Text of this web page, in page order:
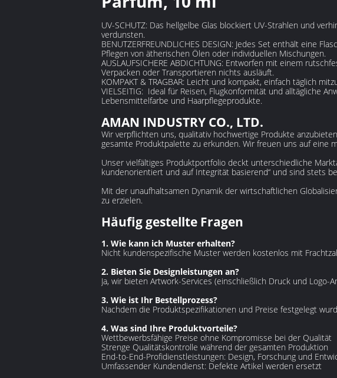
UV-SCHUTZ: Das hellgelbe Glas blockiert UV-Strahlen und
verdunsten.
BENUTZERFREUNDLICHES DESIGN: Jedes Set enthält eine
Pflegen von ätherischen Ölen oder individuellen Mischungen.
AUSLAUFSICHERE ABDICHTUNG: Entworfen mit einem
Verpacken oder Transportieren nichts ausläuft.
KOMPAKT & TRAGBAR: Leicht und kompakt, einfach täglich
VIELSEITIG: Ideal für Reisen, Flugkonformität und alltägliche
Lebensmittelfarbe und Haarpflegeprodukte.
AMAN INDUSTRY CO., LTD.‌
Wir verpflichten uns, qualitativ hochwertige Produkte
gesamte Produktpalette zu erkunden. Wir freuen uns auf eine
Unser vielfältiges Produktportfolio deckt unterschiedliche
kundenorientiert und auf Integrität basierend“ und sind stets
Mit der unaufhaltsamen Dynamik der wirtschaftlichen
zu erzielen.
Häufig gestellte Fragen‌
1. Wie kann ich Muster erhalten?‌
Nicht kundenspezifische Muster werden kostenlos mit
2. Bieten Sie Designleistungen an?‌
Ja, wir bieten Artwork-Services (einschließlich Druck und
3. Wie ist Ihr Bestellprozess?‌
Nachdem die Produktspezifikationen und Preise festgelegt
4. Was sind Ihre Produktvorteile?‌
Wettbewerbsfähige Preise ohne Kompromisse bei der Qualität
Strenge Qualitätskontrolle während der gesamten Produktion
End-to-End-Profidienstleistungen: Design, Forschung und
Umfassender Kundendienst: Defekte Artikel werden ersetzt